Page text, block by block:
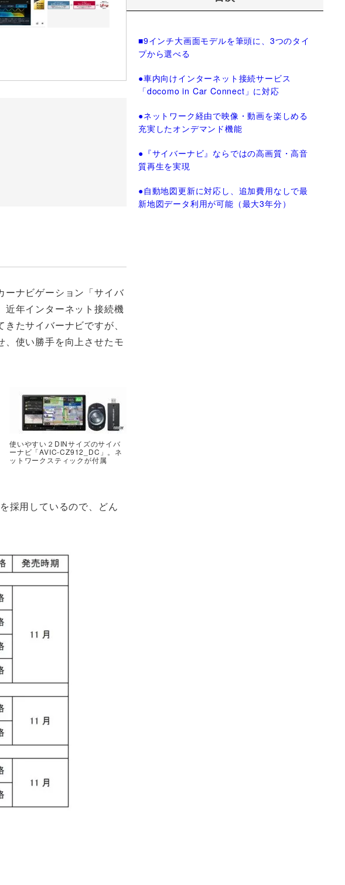
ーナビゲーション「サイバ
近年インターネット接続機
たサイバーナビですが、
、使い勝手を向上させたモ
使いやすい２DINサイズのサイバ
ーナビ「AVIC-CZ912_DC」。ネ
ットワークスティックが付属
採用しているので、どん
■9インチ大画面モデルを筆頭に、3つのタイ
プから選べる
●車内向けインターネット接続サービス
「docomo in Car Connect」に対応
●ネットワーク経由で映像・動画を楽しめる
充実したオンデマンド機能
●『サイバーナビ』ならではの高画質・高音
質再生を実現
●自動地図更新に対応し、追加費用なしで最
新地図データ利用が可能（最大3年分）